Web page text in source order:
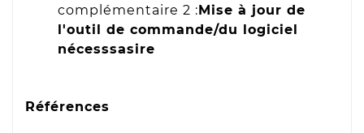
complémentaire 2 : Mise à jour de
l'outil de commande/du logiciel
nécesssasire
Références